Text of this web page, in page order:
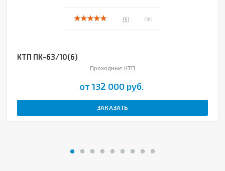
(5) ( 56 )
КТП ПК-63/10(6)
Проходные КТП
от 132 000 руб.
ЗАКАЗАТЬ